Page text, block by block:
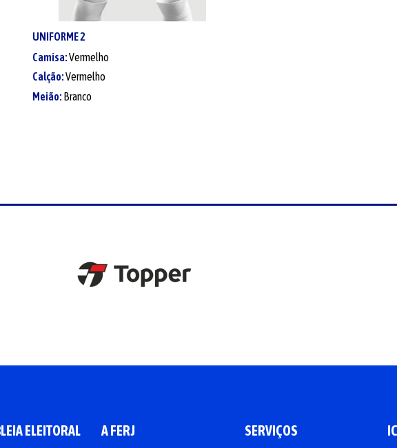
UNIFORME2
Camisa:Vermelho
Calção:Vermelho
Meião: Branco
ELEITORAL A FERJ SERVIÇOS